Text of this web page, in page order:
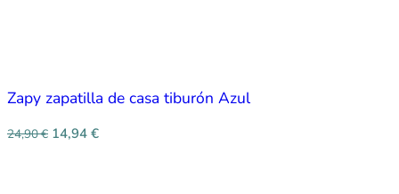
Zapy zapatilla de casa tiburón Azul
24,90€ 14,94 €